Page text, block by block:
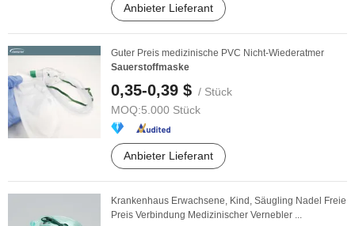
Anbieter Lieferant
Guter Preis medizinische PVC Nicht-Wiederatmer
Sauerstoffmaske
0,35-0,39 $ / Stück
MOQ:5.000 Stück
Anbieter Lieferant
Krankenhaus Erwachsene, Kind, Säugling Nadel Freie
Preis Verbindung Medizinischer Vernebler ...